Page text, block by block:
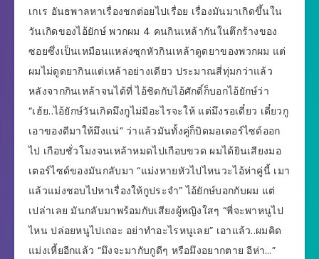
เกเร อันธพาลหาเรื่องชกต่อยไปเรื่อย เรื่องมันมาเกิดขึ้นใน
วันเกิดของไอ้ยักษ์ พวกผม 4 คนกินเหล้ากันในตึกร้างของ
ซอยซึ่งเป็นเหมือนแหล่งซุกหัวกินเหล้าดูดยาของพวกผม แต่
ผมไม่ดูดยากินแต่เหล้าอย่างเดียว ประมาณสี่ทุ่มกว่าแล้ว
หลังจากกินเหล้าจนได้ที่ ไอ้ชิดกับไอ้ศักดิ์ก็บอกไอ้ยักษ์ว่า
“เฮ้ย..ไอ้ยักษ์วันเกิดมึงกูไม่มีอะไรจะให้ แต่มึงรอเดี๋ยว เดี๋ยวกู
เอาของดีมาให้มึงแน่” ว่าแล้วมันทั้งคู่ก็บิดมอเตอร์ไซด์ออก
ไป เกือบชั่วโมงจนเหล้าหมดไปเกือบขวด ผมได้ยินเสียงมอ
เตอร์ไซด์ของมันกลับมา “แม่งหายหัวไปไหนวะไอ้ห่าคู่นี้ เมา
แล้วแม่งชอบไปหาเรื่องให้กูประจำ” ไอ้ยักษ์บอกกับผม แต่
เปล่าเลย มันกลับมาพร้อมกับเสียงผู้หญิงใสๆ “พี่จะพาหนูไป
ไหน ปล่อยหนูไปเถอะ อย่าทำอะไรหนูเลย” เอาแล้ว..ผมคิด
แม่งเหี้ยอีกแล้ว “มึงจะมากับกูดีๆ หรือมึงอยากตาย อีห่า…”